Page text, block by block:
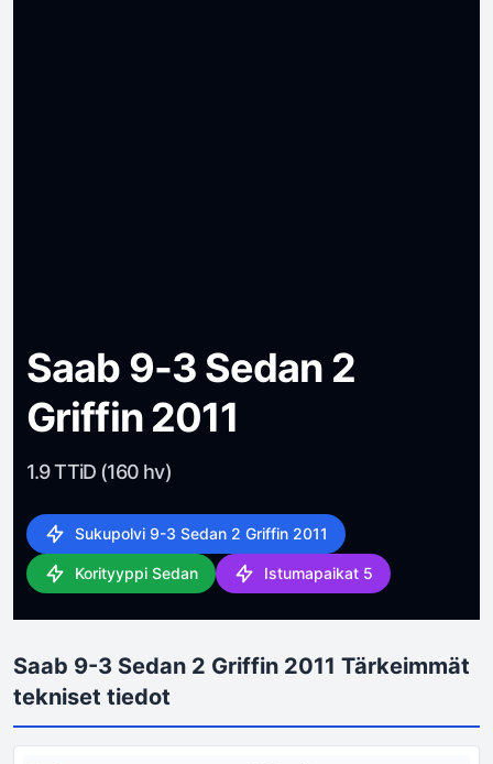
Saab 9-3 Sedan 2
Griffin 2011
1.9 TTiD (160 hv)
Sukupolvi 9-3 Sedan 2 Griffin 2011
Korityyppi Sedan Istumapaikat 5
Saab 9-3 Sedan 2 Griffin 2011 Tärkeimmät
tekniset tiedot